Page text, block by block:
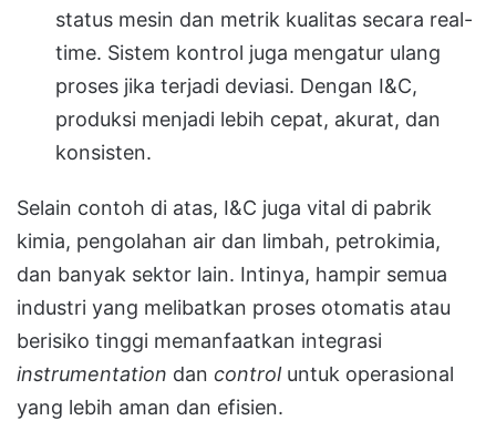
status mesin dan metrik kualitas secara real-
time. Sistem kontrol juga mengatur ulang
proses jika terjadi deviasi. Dengan I&C,
produksi menjadi lebih cepat, akurat, dan
konsisten.
Selain contoh di atas, I&C juga vital di pabrik
kimia, pengolahan air dan limbah, petrokimia,
dan banyak sektor lain. Intinya, hampir semua
industri yang melibatkan proses otomatis atau
berisiko tinggi memanfaatkan integrasi
instrumentation dan controluntuk operasional
yang lebih aman dan efisien.